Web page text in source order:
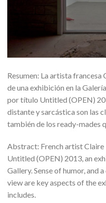
Resumen: La artista
de una exhibición en la
por título Untitled (OPEN)
distante y sarcástica son las
también de los ready-mades
Abstract: French artist
Untitled (OPEN) 2013, an
Gallery. Sense of humor, and
view are key aspects of the
includes.